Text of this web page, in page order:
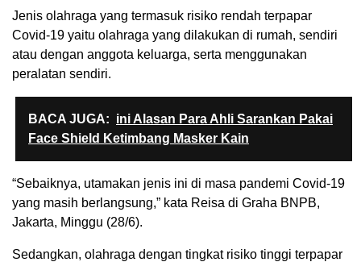
Jenis olahraga yang termasuk risiko rendah terpapar
Covid-19 yaitu olahraga yang dilakukan di rumah, sendiri
atau dengan anggota keluarga, serta menggunakan
peralatan sendiri.
BACA JUGA: ini Alasan Para Ahli Sarankan Pakai
Face Shield Ketimbang Masker Kain
“Sebaiknya, utamakan jenis ini di masa pandemi Covid-19
yang masih berlangsung,” kata Reisa di Graha BNPB,
Jakarta, Minggu (28/6).
Sedangkan, olahraga dengan tingkat risiko tinggi terpapar